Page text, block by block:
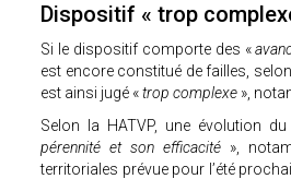
Dispositif « trop
Si le dispositif comporte des «
est encore constitué de failles,
est ainsi jugé «trop complexe »,
Selon la HATVP, une évolution
pérennité et son efficacité »,
territoriales prévue pour l’été